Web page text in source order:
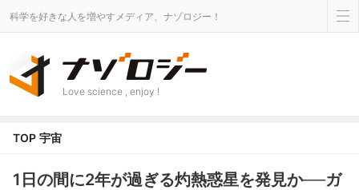
科学を好きな人を増やすメディア、ナゾロジー！
Love science , enjoy !
TOP 宇宙
1日の間に2年が過ぎる灼熱惑星を発見か──ガ